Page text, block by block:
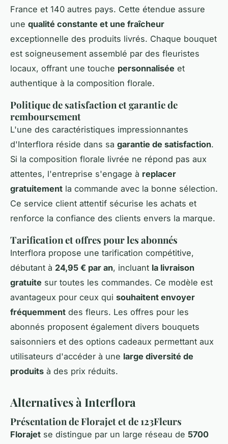
France et 140 autres pays. Cette étendue assure
une qualité constante et une fraîcheur
exceptionnelle des produits livrés. Chaque bouquet
est soigneusement assemblé par des fleuristes
locaux, offrant une touche personnalisée et
authentique à la composition florale.
Politique de satisfaction et garantie de
remboursement
L'une des caractéristiques impressionnantes
d'Interflora réside dans sa garantie de satisfaction.
Si la composition florale livrée ne répond pas aux
attentes, l'entreprise s'engage à replacer
gratuitement la commande avec la bonne sélection.
Ce service client attentif sécurise les achats et
renforce la confiance des clients envers la marque.
Tarification et offres pour les abonnés
Interflora propose une tarification compétitive,
débutant à 24,95 € par an, incluant la livraison
gratuite sur toutes les commandes. Ce modèle est
avantageux pour ceux qui souhaitent envoyer
fréquemment des fleurs. Les offres pour les
abonnés proposent également divers bouquets
saisonniers et des options cadeaux permettant aux
utilisateurs d'accéder à une large diversité de
produits à des prix réduits.
Alternatives à Interflora
Présentation de Florajet et de 123Fleurs
Florajet se distingue par un large réseau de 5700